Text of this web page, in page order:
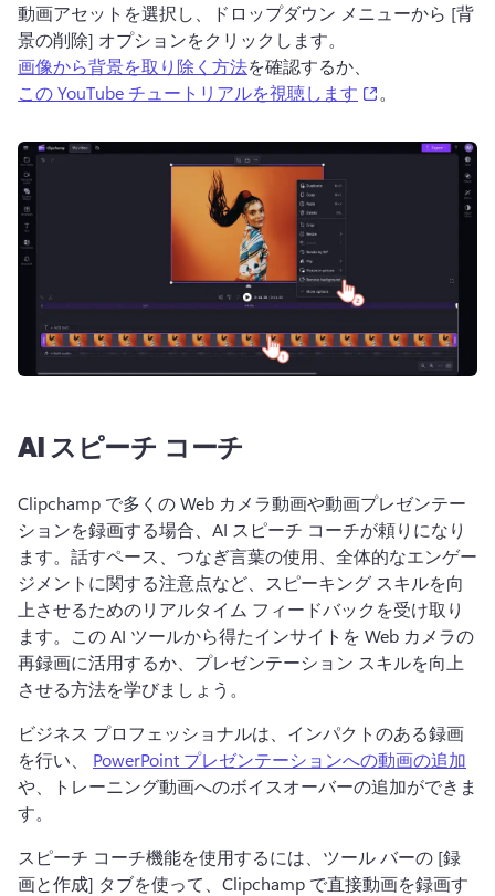
動画アセットを選択し、ドロップダウン メニューから [背
景の削除] オプションをクリックします。
画像から背景を取り除く方法を確認するか、
この YouTube チュートリアルを視聴します
(opens in a
。
AI スピーチ コーチ
Clipchamp で多くの Web カメラ動画や動画プレゼンテー
ションを録画する場合、AI スピーチ コーチが頼りになり
ます。 話すペース、つなぎ言葉の使用、全体的なエンゲー
ジメントに関する注意点など、スピーキング スキルを向
上させるためのリアルタイム フィードバックを受け取り
ます。 この AI ツールから得たインサイトを Web カメラの
再録画に活用するか、プレゼンテーション スキルを向上
させる方法を学びましょう。
ビジネス プロフェッショナルは、インパクトのある録画
を行い、 PowerPoint プレゼンテーションへの動画の追加
や、トレーニング動画へのボイスオーバーの追加ができま
す。
スピーチ コーチ機能を使用するには、ツール バーの [録
画と作成] タブを使って、Clipchamp で直接動画を録画す